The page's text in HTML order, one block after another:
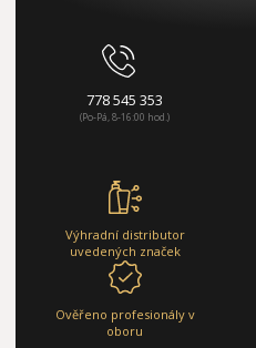
778 545 353
(Po-Pá, 8-16:00 hod.)
Výhradní distributor
uvedených značek
Ověřeno profesionály v
oboru